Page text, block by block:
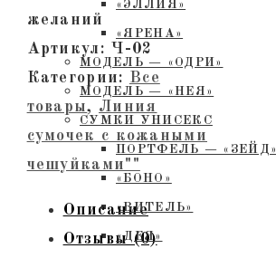
«ЭЛЛИЯ»
«ЯРЕНА»
МОДЕЛЬ — «ОДРИ»
МОДЕЛЬ — «НЕЯ»
СУМКИ УНИСЕКС
ПОРТФЕЛЬ — «ЗЕЙД»
«БОНО»
«ВИТЕЛЬ»
«ДЕЯ»
желаний
Артикул: Ч-02
Категории:
Все
товары, Линия
сумочек с кожаными
чешуйками""
Описание
Отзывы (0)